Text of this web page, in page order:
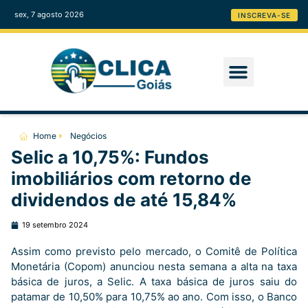
sex, 7 agosto 2026 INSCREVA-SE
Home Negócios
Selic a 10,75%: Fundos
imobiliários com retorno de
dividendos de até 15,84%
19 setembro 2024
Assim como previsto pelo mercado, o Comitê de Política
Monetária (Copom) anunciou nesta semana a alta na taxa
básica de juros, a Selic. A taxa básica de juros saiu do
patamar de 10,50% para 10,75% ao ano. Com isso, o Banco